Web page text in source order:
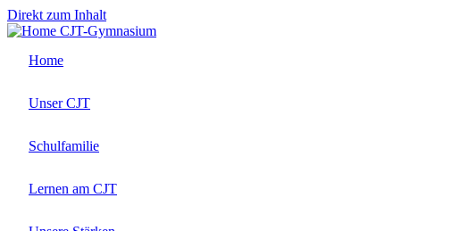
Direkt zum Inhalt
CJT-Gymnasium
Home
Unser CJT
Schulfamilie
Lernen am CJT